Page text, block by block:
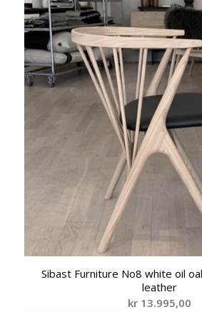
Sibast Furniture No8 white oil
leather
kr 13.995,00